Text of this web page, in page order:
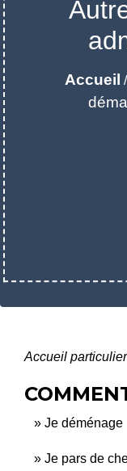
Accueil /
Accueil
Je déménage
Je pars de